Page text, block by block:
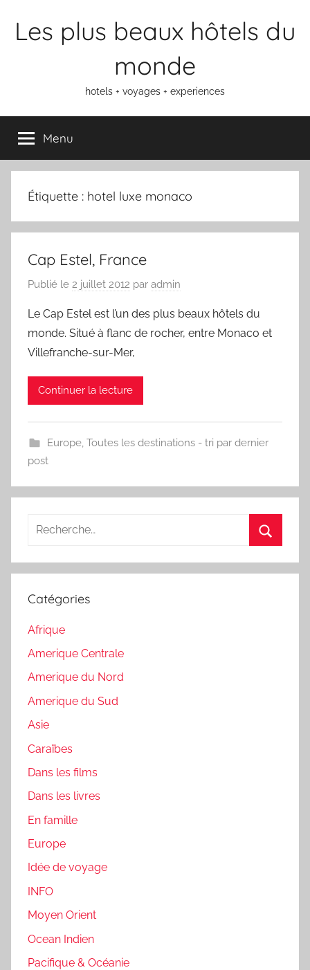
Les plus beaux hôtels du
monde
hotels + voyages + experiences
Menu
Étiquette : hotel luxe monaco
Cap Estel, France
Publié le 2 juillet 2012 par admin
Le Cap Estel est l’un des plus beaux hôtels du
monde. Situé à flanc de rocher, entre Monaco et
Villefranche-sur-Mer,
Continuer la lecture
Europe, Toutes les destinations - tri par dernier
post
Recherche
:
Catégories
Afrique
Amerique Centrale
Amerique du Nord
Amerique du Sud
Asie
Caraïbes
Dans les films
Dans les livres
En famille
Europe
Idée de voyage
INFO
Moyen Orient
Ocean Indien
Pacifique & Océanie